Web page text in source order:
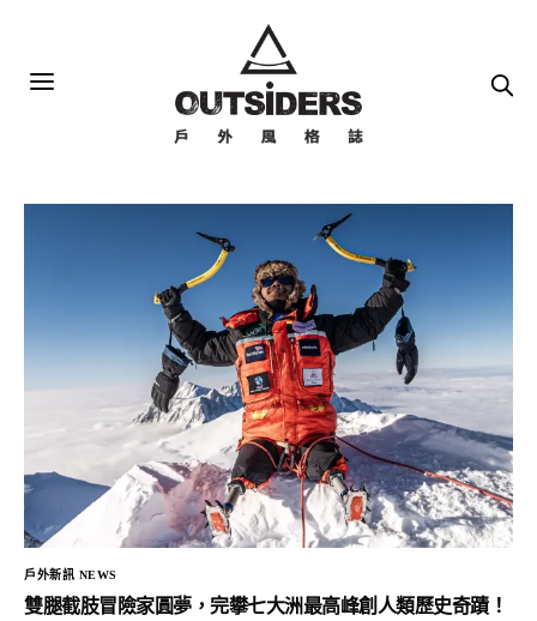
戶外新訊 NEWS
雙腿截肢冒險家圓夢，完攀七大洲最高峰創人類歷史奇蹟！